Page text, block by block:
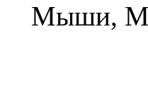
Мыши,